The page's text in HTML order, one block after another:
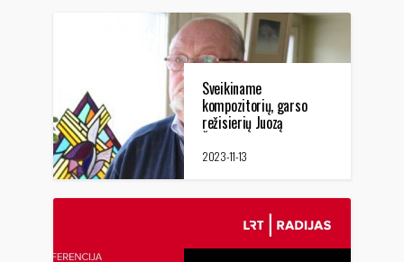
Sveikiname
kompozitorių, garso
režisierių Juozą
Širvinską jubiliejaus
proga
2023-11-13